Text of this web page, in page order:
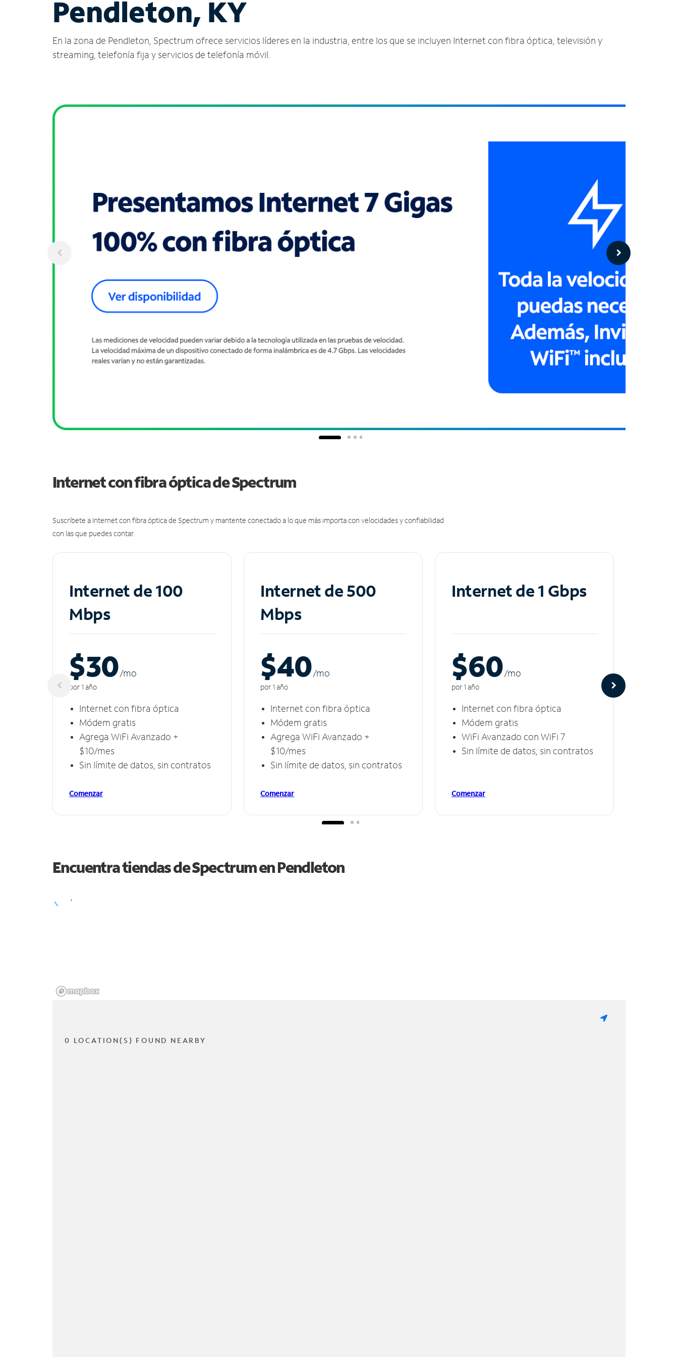
Pendleton, KY
En la zona de Pendleton, Spectrum ofrece servicios líderes en la industria, entre los que se incluyen Internet con fibra óptica, televisión y
streaming, telefonía fija y servicios de telefonía móvil.
Internet con fibra óptica de Spectrum
Suscríbete a Internet con fibra óptica de Spectrum y mantente conectado a lo que más importa con velocidades y confiabilidad
con las que puedes contar.
Internet de 100
Mbps
$30/mo
por 1 año
Internet con fibra óptica
Módem gratis
Agrega WiFi Avanzado +
$10/mes
Sin límite de datos, sin contratos
Comenzar
Internet de 500
Mbps
$40/mo
por 1 año
Internet con fibra óptica
Módem gratis
Agrega WiFi Avanzado +
$10/mes
Sin límite de datos, sin contratos
Comenzar
Internet de 1 Gbps
$60/mo
por 1 año
Internet con fibra óptica
Módem gratis
WiFi Avanzado con WiFi 7
Sin límite de datos, sin contratos
Comenzar
Encuentra tiendas de Spectrum enPendleton
0 LOCATION(S) FOUND NEARBY